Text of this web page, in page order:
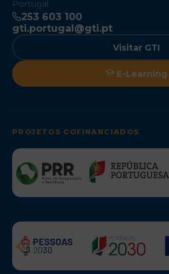
Portugal
253 603 100
gti.portugal@gti.pt
Visitar GTI
E-Learning
PROJETOS COFINANCIADOS